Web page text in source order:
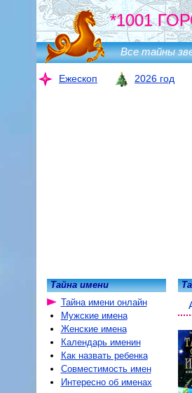
*1001
Все тайны
Ежескоп 2026 год
Тайна имени
Тайна имени онлайн
Мужские имена
Женские имена
Календарь именин
Как назвать ребенка
Совместимость имен
Интересно об именах